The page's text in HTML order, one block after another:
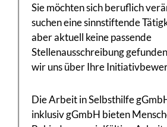
Sie möchten sich beruflich
suchen eine sinnstiftende
aber aktuell keine passende
Stellenausschreibung
wir uns über Ihre
Die Arbeit in Selbsthilfe
inklusiv gGmbH bieten